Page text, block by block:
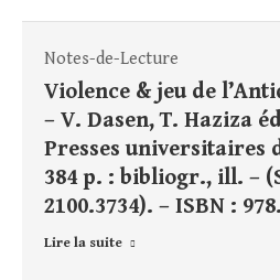
Notes-de-Lecture
Violence & jeu de
– V. Dasen, T. Haziza
Presses universitaires
384 p. : bibliogr., ill. –
2100.3734). – ISBN :
Lire la suite